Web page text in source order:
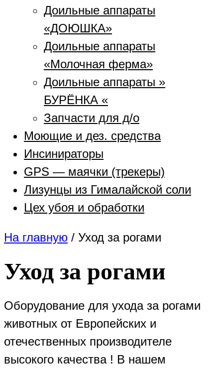
Доильные аппараты
«ДОЮШКА»
Доильные аппараты
«Молочная ферма»
Доильные аппараты »
БУРЁНКА «
Запчасти для д/о
Моющие и дез. средства
Инсинираторы
GPS — маячки (трекеры)
Лизунцы из Гималайской соли
Цех убоя и обработки
На главную / Уход за рогами
Уход за рогами
Оборудование для ухода за рогами
животных от Европейских и
отечественных производителе
высокого качества ! В нашем